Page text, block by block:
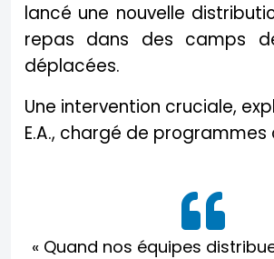
lancé une nouvelle
repas dans des camps
déplacées.
Une intervention cruciale,
E.A., chargé de programmes
« Quand nos équipes